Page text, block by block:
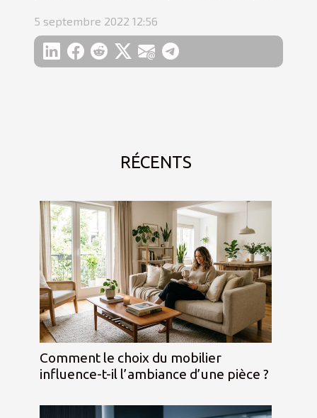
5 septembre 2022 12:56
RÉCENTS
Comment le choix du mobilier
influence-t-il l’ambiance d’une pièce ?